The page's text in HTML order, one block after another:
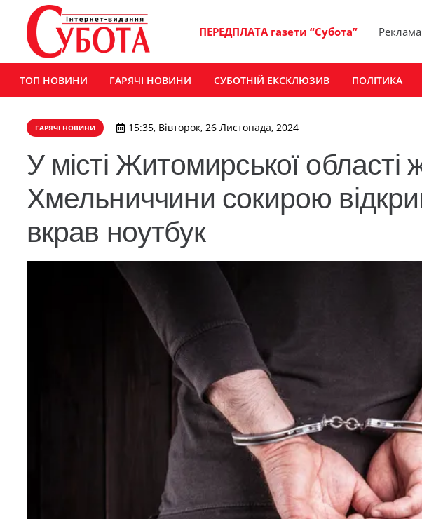
ПЕРЕДПЛАТА газети “Субота” Реклама
ТОП НОВИНИ ГАРЯЧІ НОВИНИ СУБОТНІЙ ЕКСКЛЮЗИВ ПОЛІТИКА
ГАРЯЧІ НОВИНИ 15:35, Вівторок, 26 Листопада, 2024
У місті Житомирської області
Хмельниччини сокирою
вкрав ноутбук